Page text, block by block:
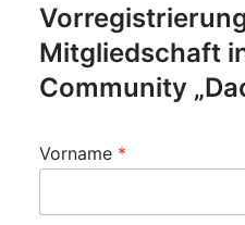
Mitgliedschaft
Community
Vorname *